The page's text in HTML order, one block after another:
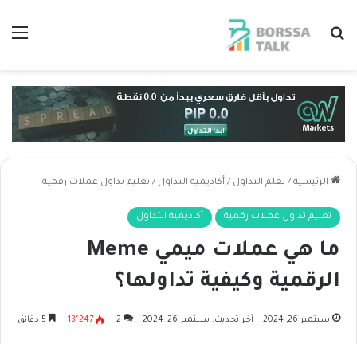
بحث عن
الرئيسية / تعلم التداول / أكاديمية التداول / تعليم تداول عملات رقمية
تعليم تداول عملات رقمية أكاديمية التداول
ما هي عملات ميمي Meme
الرقمية وكيفية تداولها؟
سبتمبر 26, 2024 آخر تحديث: سبتمبر 26, 2024 2 13٬247